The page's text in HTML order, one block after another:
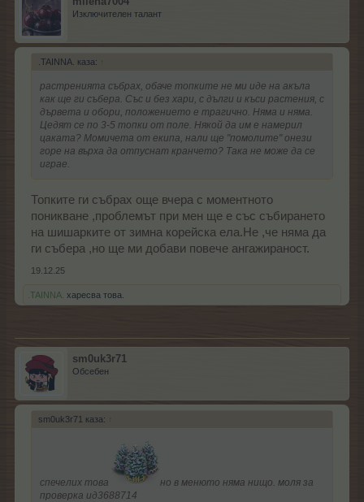
Изключителен талант
.TAINNA. каза: ↑
растренията събрах, обаче топките не ми иде на акъла
как ще ги събера. Със и без хари, с дълги и къси растения, с
дървета и обори, положението е трагично. Няма и няма.
Цедят се по 3-5 топки от поле. Някой да им е намерил
цаката? Момичета от екипа, нали ще "помолите" онези
горе на върха да отпуснат кранчето? Така не може да се
играе.
Топките ги събрах още вчера с моментното
поникване ,проблемът при мен ще е със събирането
на шишарките от зимна корейска ела.Не ,че няма да
ги събера ,но ще ми добави повече ангажираност.
19.12.25
.TAINNA. харесва това.
sm0uk3r71
Обсебен
sm0uk3r71 каза: ↑
спечелих това
но в менюто няма нищо. моля за
проверка ид3688714